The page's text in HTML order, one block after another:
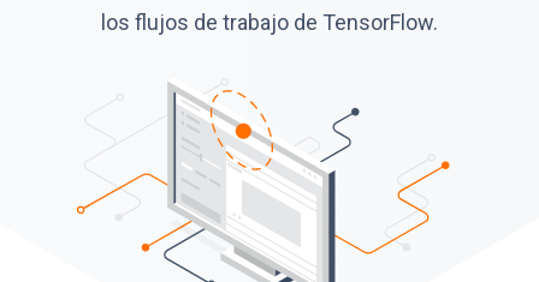
los flujos de trabajo de TensorFlow.